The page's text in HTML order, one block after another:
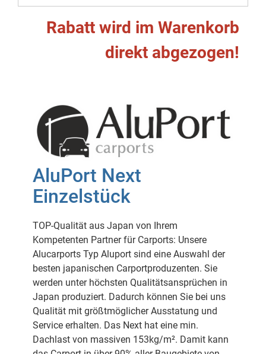
Rabatt wird im Warenkorb
direkt abgezogen!
AluPort Next
Einzelstück
TOP-Qualität aus Japan von Ihrem
Kompetenten Partner für Carports: Unsere
Alucarports Typ Aluport sind eine Auswahl der
besten japanischen Carportproduzenten. Sie
werden unter höchsten Qualitätsansprüchen in
Japan produziert. Dadurch können Sie bei uns
Qualität mit größtmöglicher Ausstatung und
Service erhalten. Das Next hat eine min.
Dachlast von massiven 153kg/m². Damit kann